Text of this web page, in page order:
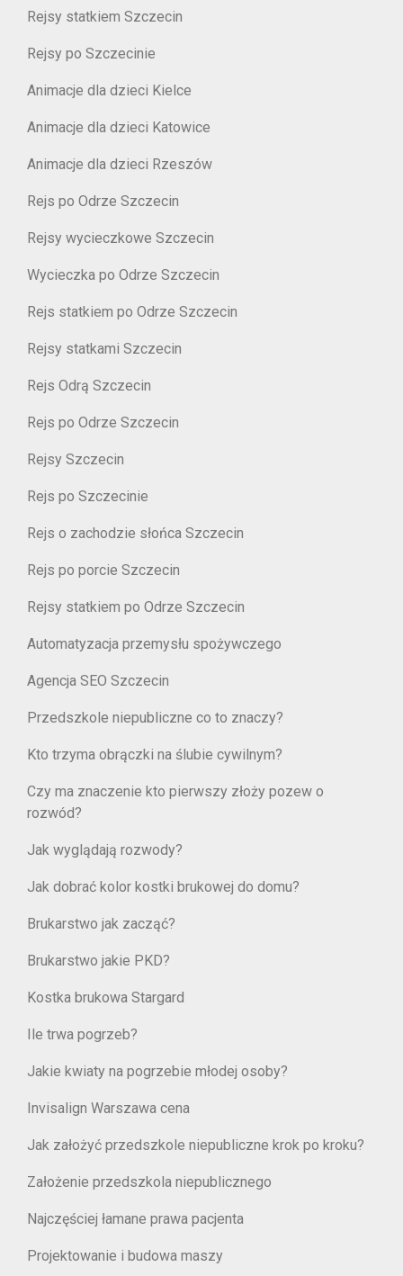
Rejsy statkiem Szczecin
Rejsy po Szczecinie
Animacje dla dzieci Kielce
Animacje dla dzieci Katowice
Animacje dla dzieci Rzeszów
Rejs po Odrze Szczecin
Rejsy wycieczkowe Szczecin
Wycieczka po Odrze Szczecin
Rejs statkiem po Odrze Szczecin
Rejsy statkami Szczecin
Rejs Odrą Szczecin
Rejs po Odrze Szczecin
Rejsy Szczecin
Rejs po Szczecinie
Rejs o zachodzie słońca Szczecin
Rejs po porcie Szczecin
Rejsy statkiem po Odrze Szczecin
Automatyzacja przemysłu spożywczego
Agencja SEO Szczecin
Przedszkole niepubliczne co to znaczy?
Kto trzyma obrączki na ślubie cywilnym?
Czy ma znaczenie kto pierwszy złoży pozew o
rozwód?
Jak wyglądają rozwody?
Jak dobrać kolor kostki brukowej do domu?
Brukarstwo jak zacząć?
Brukarstwo jakie PKD?
Kostka brukowa Stargard
Ile trwa pogrzeb?
Jakie kwiaty na pogrzebie młodej osoby?
Invisalign Warszawa cena
Jak założyć przedszkole niepubliczne krok po kroku?
Założenie przedszkola niepublicznego
Najczęściej łamane prawa pacjenta
Projektowanie i budowa maszy